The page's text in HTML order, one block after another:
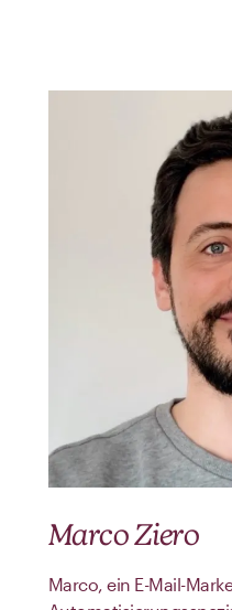
Marco Ziero
Marco, ein E-Mail-